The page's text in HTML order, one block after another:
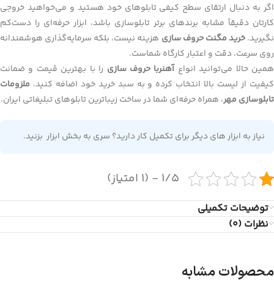
اگر به دنبال ارتقای سطح کیفی تابلوهای خود هستید و می‌خواهید خروجی
کارتان دقیقاً مشابه برندهای برتر تابلوسازی باشد، ابزار حرفه‌ای را دست‌کم
نگیرید.خرید مگنت حروف سازی هزینه نیست، بلکه سرمایه‌گذاری هوشمندانه
روی سرعت، دقت و اعتبار کارگاه شماست.
همین حالا می‌توانید انواعآهنربا حروف سازی را با بهترین قیمت و ضمانت
کیفیت از لیست بالا انتخاب کرده و به سبد خرید خود اضافه کنید. ملزومات
تابلوسازی مهر، همراه حرفه‌ای شما در ساخت زیباترین تابلوهای تبلیغاتی ایران.
نیاز به ابزار های دیگر برای تکمیل کار دارید؟ سری به بخش ابزار بزنید.
1/5 - (1 امتیاز)
توضیحات تکمیلی
نظرات (0)
محصولات مشابه